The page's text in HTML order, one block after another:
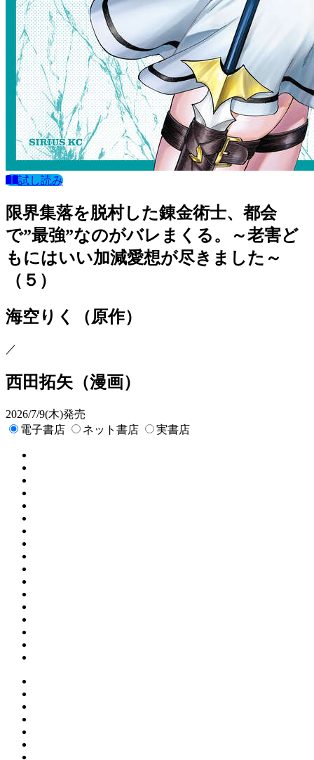
試し読み
限界集落を脱村した錬金術士、都会
で”最強”なのがバレまくる。～老害ど
もにはいい加減愛想が尽きました～
（５）
海空りく
（原作）
／
西田拓矢 （漫画）
2026/7/9(木)発売
電子書店
ネット書店 実書店